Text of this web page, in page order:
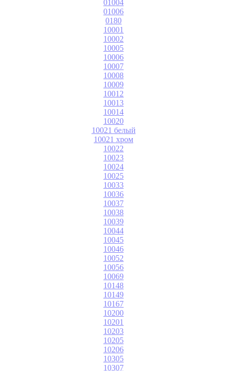
01004
01006
0180
10001
10002
10005
10006
10007
10008
10009
10012
10013
10014
10020
10021 белый
10021 хром
10022
10023
10024
10025
10033
10036
10037
10038
10039
10044
10045
10046
10052
10056
10069
10148
10149
10167
10200
10201
10203
10205
10206
10305
10307